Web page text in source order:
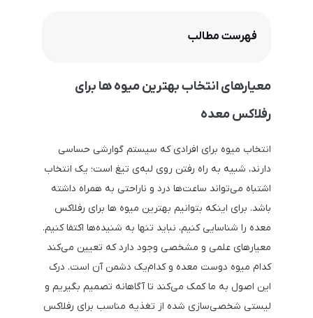
فهرست مطالب
معیارهای انتخاب بهترین میوه ها برای
رفلاکس معده
انتخاب میوه برای افرادی که سیستم گوارشی حساسی
دارند، شبیه به راه رفتن روی لبه‌ی تیغ است؛ یک انتخاب
اشتباه می‌تواند ساعت‌ها درد و ناراحتی به همراه داشته
باشد. برای اینکه بتوانیم بهترین میوه ها برای رفلاکس
معده را شناسایی کنیم، نباید تنها به شنیده‌ها اکتفا کنیم.
معیارهای علمی و مشخصی وجود دارد که تعیین می‌کند
کدام میوه دوست معده و کدام‌یک دشمن آن است. درک
این اصول به ما کمک می‌کند تا آگاهانه تصمیم بگیریم و
لیستی شخصی‌سازی شده از تغذیه مناسب برای رفلاکس